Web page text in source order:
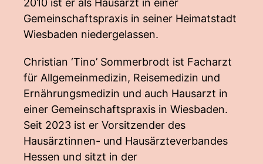
2010 ist er als Hausarzt in einer
Gemeinschaftspraxis in seiner Heimatstadt
Wiesbaden niedergelassen.
Christian ‘Tino’ Sommerbrodt ist Facharzt
für Allgemeinmedizin, Reisemedizin und
Ernährungsmedizin und auch Hausarzt in
einer Gemeinschaftspraxis in Wiesbaden.
Seit 2023 ist er Vorsitzender des
Hausärztinnen- und Hausärzteverbandes
Hessen und sitzt in der